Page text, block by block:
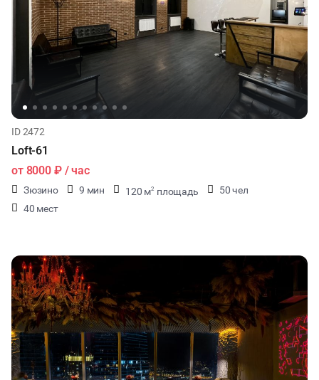
КУЛИНАРНЫЙ МАСТЕР-КЛАСС
ФУРШЕТЫ
ДЕГУСТАЦИИ
ID 2472
Loft-61
от 8000 ₽/ час
Зюзино 9 мин 120 м2 площадь
50 чел
40 мест